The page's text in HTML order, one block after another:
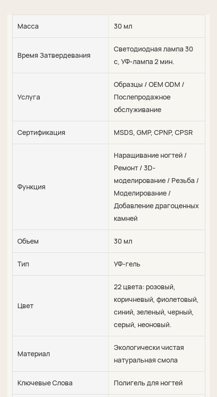
Масса 30 мл
Время Затвердевания
Светодиодная лампа 30
с, УФ-лампа 2 мин.
Услуга
Образцы / OEM ODM /
Послепродажное
обслуживание
Сертификация MSDS, GMP, CPNP, CPSR
Функция
Наращивание ногтей /
Ремонт / 3D-
моделирование / Резьба /
Моделирование /
Добавление драгоценных
камней
Объем 30 мл
Тип УФ-гель
Цвет
22 цвета: розовый,
коричневый, фиолетовый,
синий, зеленый, черный,
серый, неоновый.
Материал
Экологически чистая
натуральная смола
Ключевые Слова Полигель для ногтей